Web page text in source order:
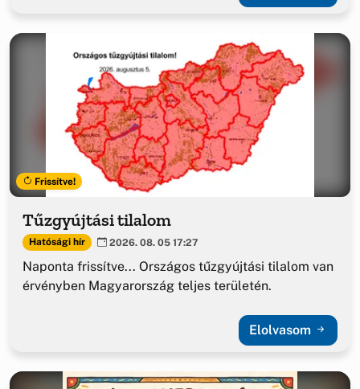
Frissítve!
Tűzgyújtási tilalom
Hatósági hír 2026. 08. 05 17:27
Naponta frissítve... Országos tűzgyújtási tilalom van
érvényben Magyarország teljes területén.
Elolvasom